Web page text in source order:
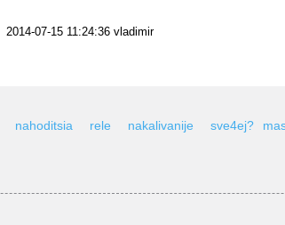
2014-07-15 11:24:36 vladimir
nahoditsia rele nakalivanije sve4ej?